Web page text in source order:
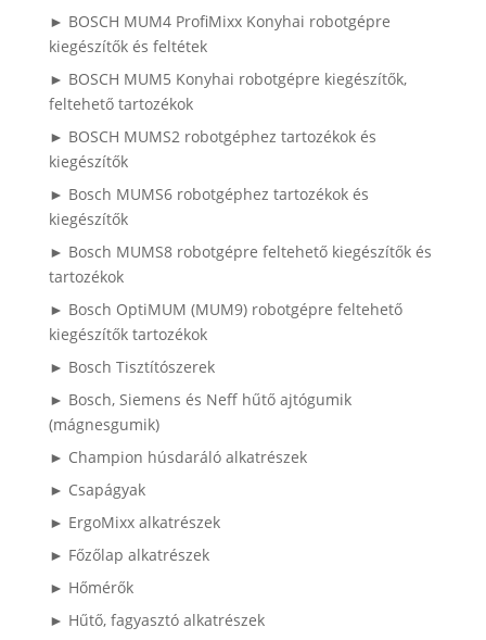
► BOSCH MUM4 ProfiMixx Konyhai robotgépre
kiegészítők és feltétek
► BOSCH MUM5 Konyhai robotgépre kiegészítők,
feltehető tartozékok
► BOSCH MUMS2 robotgéphez tartozékok és
kiegészítők
► Bosch MUMS6 robotgéphez tartozékok és
kiegészítők
► Bosch MUMS8 robotgépre feltehető kiegészítők és
tartozékok
► Bosch OptiMUM (MUM9) robotgépre feltehető
kiegészítők tartozékok
► Bosch Tisztítószerek
► Bosch, Siemens és Neff hűtő ajtógumik
(mágnesgumik)
► Champion húsdaráló alkatrészek
► Csapágyak
► ErgoMixx alkatrészek
► Főzőlap alkatrészek
► Hőmérők
► Hűtő, fagyasztó alkatrészek